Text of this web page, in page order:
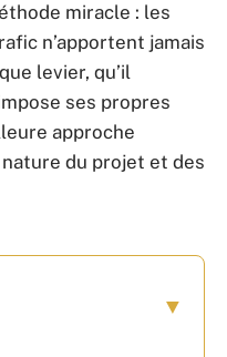
miracle : les
n’apportent jamais
levier, qu’il
ses propres
approche
du projet et des